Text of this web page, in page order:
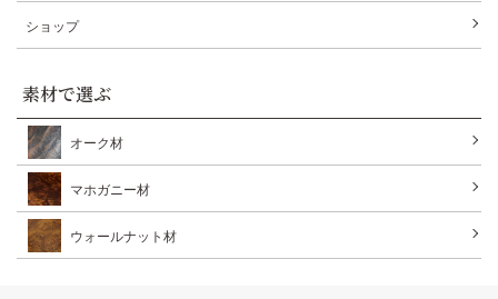
ショップ
素材で選ぶ
オーク材
マホガニー材
ウォールナット材